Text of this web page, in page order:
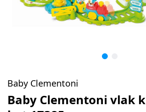
Baby Clementoni
Baby Clementoni vlak